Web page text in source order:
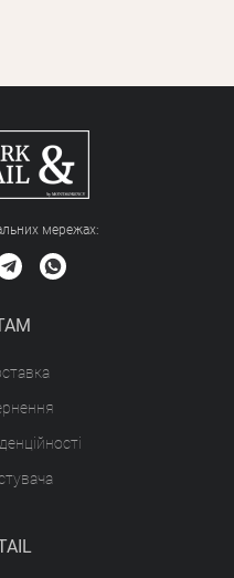
мережах: